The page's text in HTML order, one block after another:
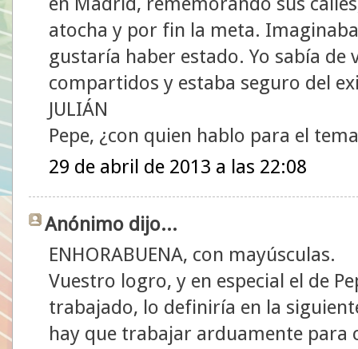
atocha y por fin la meta.
gustaría haber estado. Yo sabía
compartidos y estaba seguro del
JULIÁN
Pepe, ¿con quien hablo para el
29 de abril de 2013 a las 22:08
Anónimo dijo...
ENHORABUENA, con mayúsculas.
Vuestro logro, y en especial el de
trabajado, lo definiría en la
hay que trabajar arduamente para